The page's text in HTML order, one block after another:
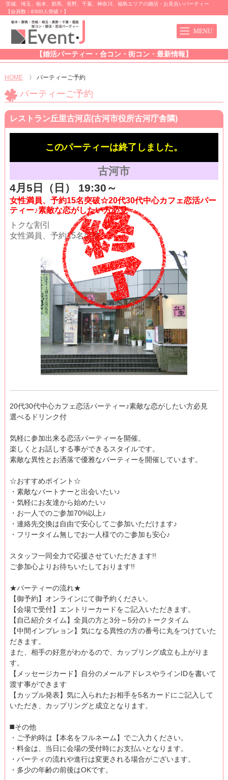
茨城、埼玉、栃木、群馬、長野、千葉、神奈川、福島エリアの婚活・お見合いパーティー
【会員数：6300人突破！】
【婚活パーティー・合コン・街コン・最新情報】
HOME 〉 パーティーご予約
パーティーご予約
レストラン丘里古河店(古河市役所古河庁舎隣)
このパーティーは終了しました。
古河市
4月5日（日） 19:30～
女性満員、予約15名突破☆20代30代中心カフェ恋活パー
ティー♪素敵な恋がしたい方必見
トクな割引
女性満員、予約15名突破
20代30代中心カフェ恋活パーティー♪素敵な恋がしたい方必見
選べるドリンク付
気軽に参加出来る恋活パーティーを開催。
楽しくとお話しする事ができるスタイルです。
素敵な異性とお洒落で優雅なパーティーを開催しています。
☆おすすめポイント☆
・素敵なパートナーと出会いたい♪
・気軽にお友達から始めたい♪
・お一人でのご参加70%以上♪
・連絡先交換は自由で安心してご参加いただけます♪
・フリータイム無しでお一人様でのご参加も安心♪
スタッフ一同全力で応援させていただきます!!
ご参加心よりお待ちいたしております!!
★パーティーの流れ★
【御予約】オンラインにて御予約ください。
【会場で受付】エントリーカードをご記入いただきます。
【自己紹介タイム】全員の方と3分～5分のトークタイム
【中間インプレョン】気になる異性の方の番号に丸をつけていた
だきます。
また、相手の好意がわかるので、カップリング成立も上がりま
す。
【メッセージカード】自分のメールアドレスやラインIDを書いて
渡す事ができます
【カップル発表】気に入られたお相手を5名カードにご記入して
いただき、カップリングと成立となります。
◼️その他
・ご予約時は【本名をフルネーム】でご入力ください。
・料金は、当日に会場の受付時にお支払いとなります。
・パーティの流れや進行は変更される場合がございます。
・多少の年齢の前後はOKです。